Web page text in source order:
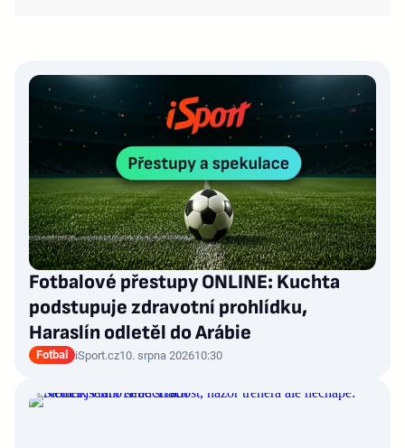
Fotbalové přestupy ONLINE: Kuchta
podstupuje zdravotní prohlídku,
Haraslín odletěl do Arábie
Fotbal iSport.cz10. srpna 202610:30